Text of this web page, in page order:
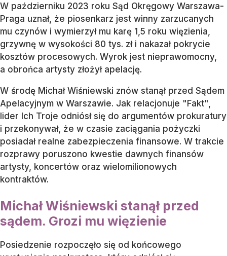
W październiku 2023 roku Sąd Okręgowy Warszawa-
Praga uznał, że piosenkarz jest winny zarzucanych
mu czynów i wymierzył mu karę 1,5 roku więzienia,
grzywnę w wysokości 80 tys. zł i nakazał pokrycie
kosztów procesowych. Wyrok jest nieprawomocny,
a obrońca artysty złożył apelację.
W środę Michał Wiśniewski znów stanął przed Sądem
Apelacyjnym w Warszawie. Jak relacjonuje "Fakt",
lider Ich Troje odniósł się do argumentów prokuratury
i przekonywał, że w czasie zaciągania pożyczki
posiadał realne zabezpieczenia finansowe. W trakcie
rozprawy poruszono kwestie dawnych finansów
artysty, koncertów oraz wielomilionowych
kontraktów.
Michał Wiśniewski stanął przed
sądem. Grozi mu więzienie
Posiedzenie rozpoczęło się od końcowego